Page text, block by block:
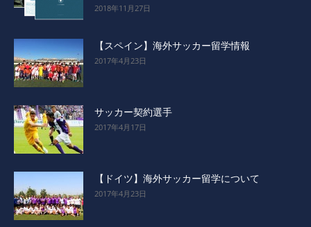
2018年11月27日
【スペイン】海外サッカー留学情報
2017年4月23日
サッカー契約選手
2017年4月17日
【ドイツ】海外サッカー留学について
2017年4月23日